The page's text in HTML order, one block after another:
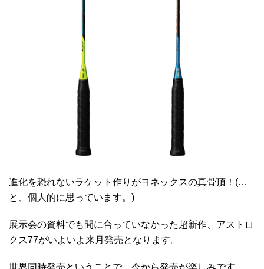
進化を恐れないラケット作りがヨネックスの真骨頂！(…
と、個人的に思っています。)
展示会の資料でも間に合っていなかった超新作、アストロ
クス77がいよいよ来月発売となります。